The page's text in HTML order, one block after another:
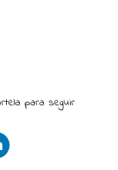
para seguir